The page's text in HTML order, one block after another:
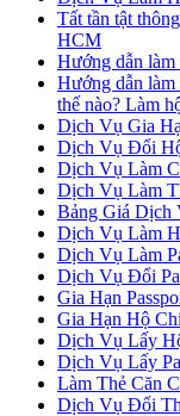
Tất tần tật
HCM
Hướng dẫn làm
Hướng dẫn làm
thế nào? Làm
Dịch Vụ Gia
Dịch Vụ Đổi
Dịch Vụ Làm
Dịch Vụ Làm
Bảng Giá Dịch
Dịch Vụ Làm
Dịch Vụ Làm
Dịch Vụ Đổi
Gia Hạn
Gia Hạn Hộ
Dịch Vụ Lấy
Dịch Vụ Lấy
Làm Thẻ Căn
Dịch Vụ Đổi